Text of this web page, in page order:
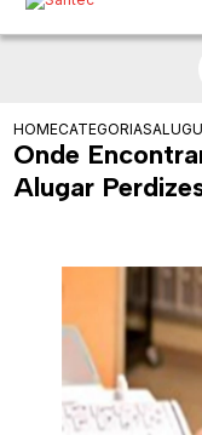
HOMECATEGORIAS
Onde
Alugar